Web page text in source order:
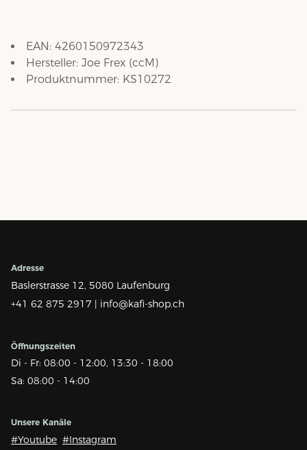
EAN: 4260150972343
Hersteller: Joe Frex (ccM)
Produktnummer: KS10272
Adresse
Baslerstrasse 12, 5080 Laufenburg
+41 62 875 2917 | info@kafi-shop.ch
Öffnungszeiten
Di - Fr: 08:00 - 12:00, 13:30 - 18:00
Sa: 08:00 - 14:00
Unsere Kanäle
#Youtube #Instagram